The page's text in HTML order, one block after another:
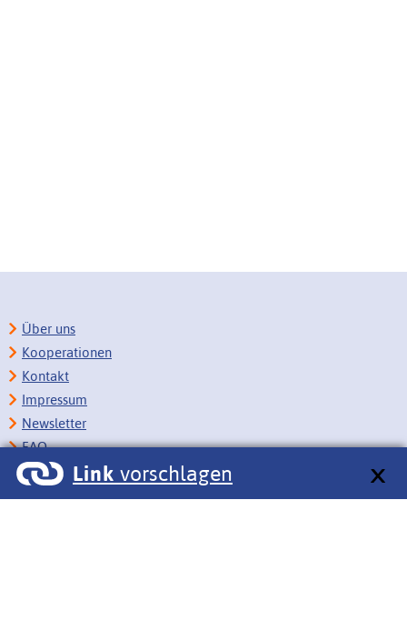
Link vorschlagen
Über uns
Kooperationen
Kontakt
Impressum
Newsletter
FAQ
Copyright